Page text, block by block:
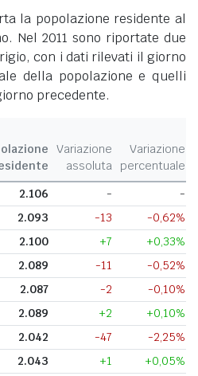
la popolazione residente al
Nel 2011 sono riportate due
con i dati rilevati il giorno
della popolazione e quelli
precedente.
Variazione
assoluta
Variazione
percentuale
2.106 -
-
2.093 -13
-0,62%
2.100 +7
+0,33%
2.089 -11
-0,52%
2.087 -2
-0,10%
2.089 +2
+0,10%
2.042 -47
-2,25%
2.043 +1
+0,05%